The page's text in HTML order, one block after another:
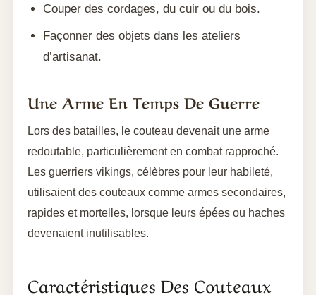
Couper des cordages, du cuir ou du bois.
Façonner des objets dans les ateliers
d’artisanat.
Une Arme En Temps De Guerre
Lors des batailles, le couteau devenait une arme
redoutable, particulièrement en combat rapproché.
Les guerriers vikings, célèbres pour leur habileté,
utilisaient des couteaux comme armes secondaires,
rapides et mortelles, lorsque leurs épées ou haches
devenaient inutilisables.
Caractéristiques Des Couteaux